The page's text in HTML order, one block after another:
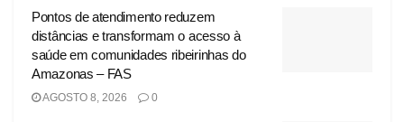
Pontos de atendimento reduzem
distâncias e transformam o acesso à
saúde em comunidades ribeirinhas do
Amazonas – FAS
AGOSTO 8, 2026 0